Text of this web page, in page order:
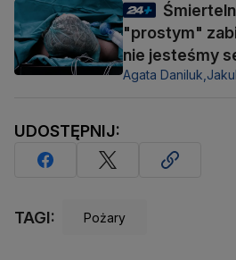
"prostym"
nie jesteśmy
Agata Daniluk,
UDOSTĘPNIJ:
TAGI: Pożary